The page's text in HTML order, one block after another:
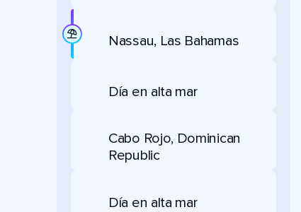
Nassau, Las Bahamas
Día en alta mar
Cabo Rojo, Dominican
Republic
Día en alta mar